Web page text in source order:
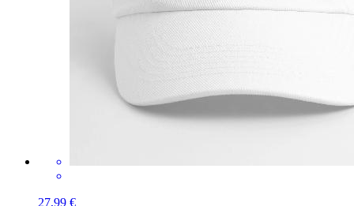
27,99 €